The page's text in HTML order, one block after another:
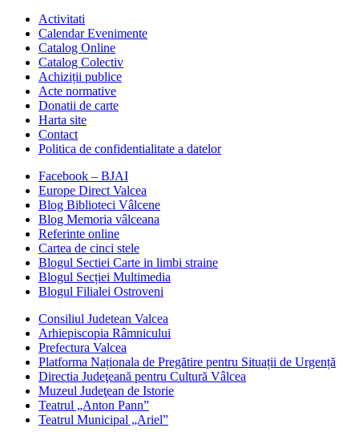
Activitati
Calendar Evenimente
Catalog Online
Catalog Colectiv
Achiziții publice
Acte normative
Donatii de carte
Harta site
Contact
Politica de confidentialitate a datelor
Facebook – BJAI
Europe Direct Valcea
Blog Biblioteci Vâlcene
Blog Memoria vâlceana
Referinte online
Cartea de cinci stele
Blogul Sectiei Carte in limbi straine
Blogul Secției Multimedia
Blogul Filialei Ostroveni
Consiliul Judetean Valcea
Arhiepiscopia Râmnicului
Prefectura Valcea
Platforma Naționala de Pregătire pentru Situații de Urgență
Directia Judeţeană pentru Cultură Vâlcea
Muzeul Judeţean de Istorie
Teatrul „Anton Pann”
Teatrul Municipal „Ariel”